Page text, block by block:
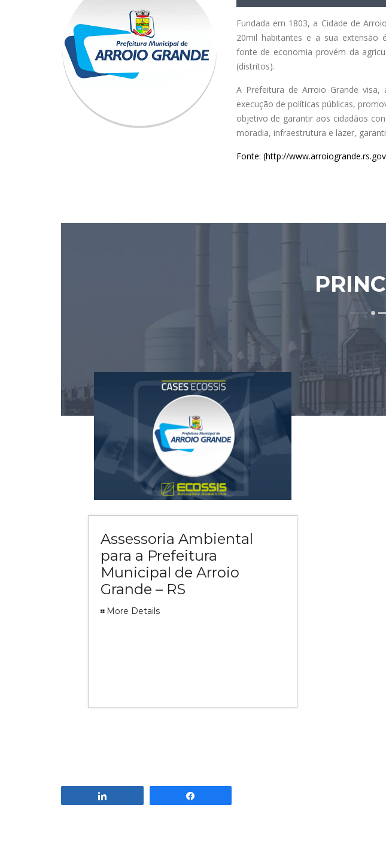
Fundada em 1803, a Cidade de
20mil habitantes e a sua extensão
fonte de economia provém da
(distritos).
A Prefeitura de Arroio Grande
execução de políticas públicas,
objetivo de garantir aos cidadãos
moradia, infraestrutura e lazer,
Fonte: (http://
Assessoria Ambiental
para a Prefeitura
Municipal de Arroio
Grande – RS
More Details